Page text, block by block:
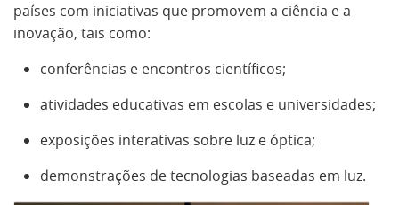
países com iniciativas que promovem a ciência e a
inovação, tais como:
conferências e encontros científicos;
atividades educativas em escolas e universidades;
exposições interativas sobre luz e óptica;
demonstrações de tecnologias baseadas em luz.